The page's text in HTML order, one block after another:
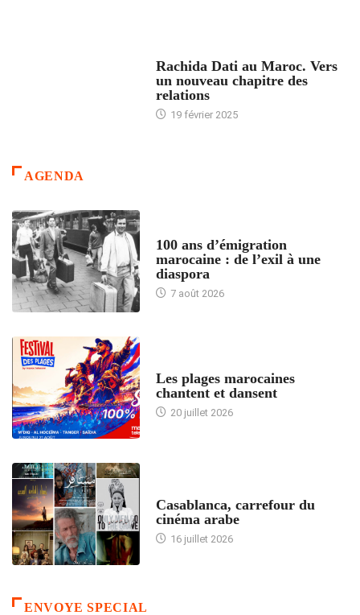
Rachida Dati au Maroc. Vers
un nouveau chapitre des
relations
19 février 2025
AGENDA
100 ans d’émigration
marocaine : de l’exil à une
diaspora
7 août 2026
Les plages marocaines
chantent et dansent
20 juillet 2026
Casablanca, carrefour du
cinéma arabe
16 juillet 2026
ENVOYE SPECIAL